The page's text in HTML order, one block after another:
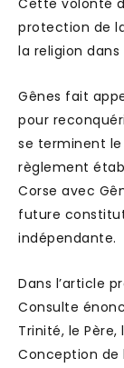
Cette volonté
protection de
la religion
Gênes fait
pour
se terminent le
règlement
Corse avec
future
indépendante.
Dans l’article
Consulte
Trinité, le Père,
Conception de